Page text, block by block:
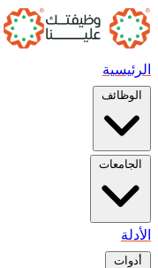
الرئيسية
الوظائف
الجامعات
الأدلة
أدوات